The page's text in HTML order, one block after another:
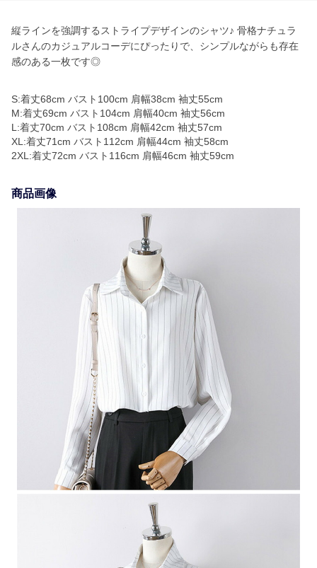
縦ラインを強調するストライプデザインのシャツ♪ 骨格ナチュラ
ルさんのカジュアルコーデにぴったりで、シンプルながらも存在
感のある一枚です◎
S:着丈68cm バスト100cm 肩幅38cm 袖丈55cm
M:着丈69cm バスト104cm 肩幅40cm 袖丈56cm
L:着丈70cm バスト108cm 肩幅42cm 袖丈57cm
XL:着丈71cm バスト112cm 肩幅44cm 袖丈58cm
2XL:着丈72cm バスト116cm 肩幅46cm 袖丈59cm
商品画像